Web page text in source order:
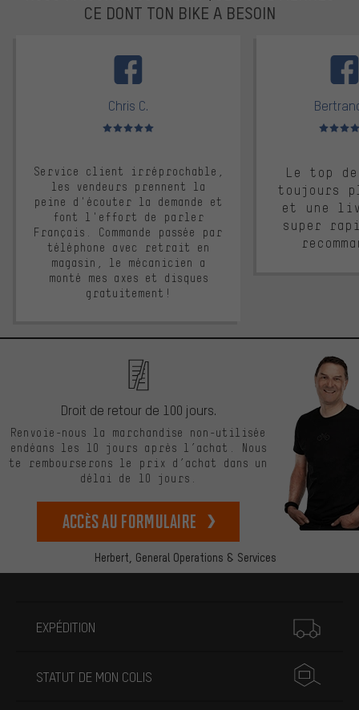
CE DONT TON BIKE A BESOIN
Chris C.
Note moyenne : 5 sur 5
Service client irréprochable,
les vendeurs prennent la
peine d'écouter la demande et
font l'effort de parler
Français. Commande passée par
téléphone avec retrait en
magasin, le mécanicien a
monté mes axes et disques
gratuitement!
Note
Le top
toujours
et une
super
Herbert, General Operations & Services
Droit de retour de 100 jours.
Renvoie-nous la marchandise non-utilisée
endéans les 10 jours après l’achat. Nous
te rembourserons le prix d’achat dans un
délai de 10 jours.
Accès au formulaire
EXPÉDITION
STATUT DE MON COLIS